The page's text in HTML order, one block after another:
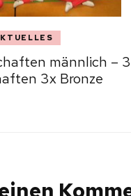
männlich – 3
3x Bronze